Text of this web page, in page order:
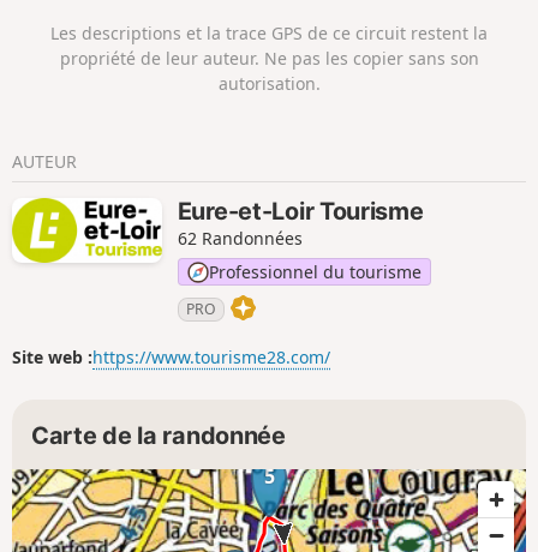
Les descriptions et la trace GPS de ce circuit restent la
propriété de leur auteur. Ne pas les copier sans son
autorisation.
AUTEUR
Eure-et-Loir Tourisme
62 Randonnées
Professionnel du tourisme
PRO
Site web :https://www.tourisme28.com/
Carte de la randonnée
5